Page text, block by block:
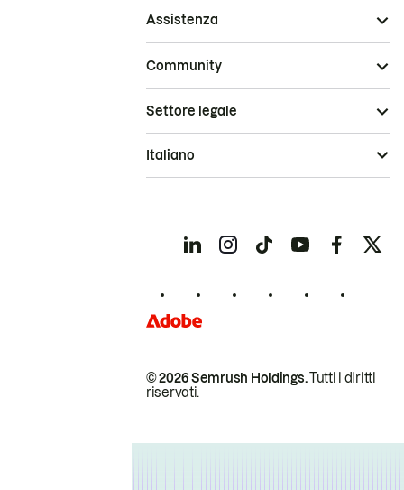
Assistenza
Community
© 2026 Semrush Holdings.Tutti i diritti
riservati.
Settore legale
Italiano